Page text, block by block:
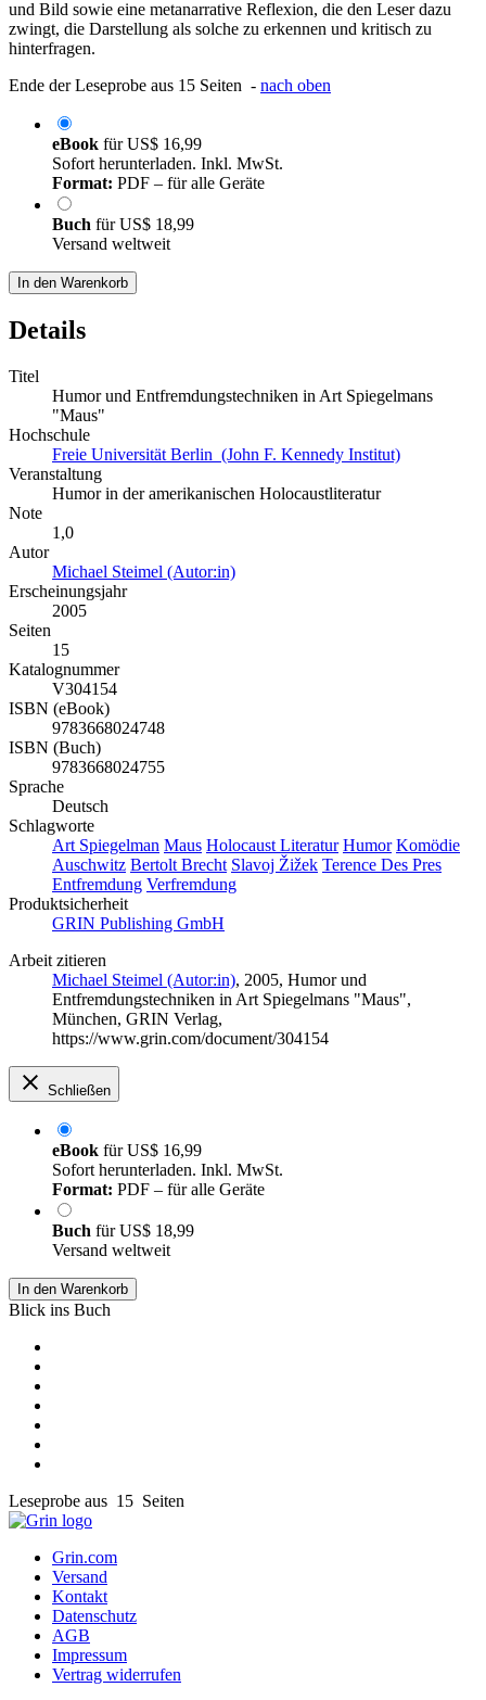
und Bild sowie eine metanarrative Reflexion, die den Leser dazu
zwingt, die Darstellung als solche zu erkennen und kritisch zu
hinterfragen.
Ende der Leseprobe aus 15 Seiten - nach oben
eBook fürUS$ 16,99
Sofort herunterladen. Inkl. MwSt.
Format: PDF – für alle Geräte
Buch fürUS$ 18,99
Versand weltweit
In den Warenkorb
Details
Titel
Humor und Entfremdungstechniken in Art Spiegelmans
"Maus"
Hochschule
Freie Universität Berlin (John F. Kennedy Institut)
Veranstaltung
Humor in der amerikanischen Holocaustliteratur
Note
1,0
Autor
Michael Steimel (Autor:in)
Erscheinungsjahr
2005
Seiten
15
Katalognummer
V304154
ISBN (eBook)
9783668024748
ISBN (Buch)
9783668024755
Sprache
Deutsch
Schlagworte
Art Spiegelman Maus Holocaust Literatur Humor Komödie
Auschwitz Bertolt Brecht Slavoj Žižek Terence Des Pres
Entfremdung Verfremdung
Produktsicherheit
GRIN Publishing GmbH
Arbeit zitieren
Michael Steimel (Autor:in), 2005, Humor und
Entfremdungstechniken in Art Spiegelmans "Maus",
München, GRIN Verlag,
https://www.grin.com/document/304154
Schließen
eBook fürUS$ 16,99
Sofort herunterladen. Inkl. MwSt.
Format: PDF – für alle Geräte
Buch fürUS$ 18,99
Versand weltweit
In den Warenkorb
Blick ins Buch
Leseprobe aus 15 Seiten
Grin.com
Versand
Kontakt
Datenschutz
AGB
Impressum
Vertrag widerrufen